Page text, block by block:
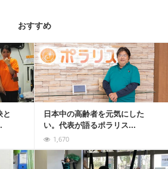
おすすめ
と
日本中の高齢者を元気にした
い。代表が語るポラリス...
1,670
を読む
を読む